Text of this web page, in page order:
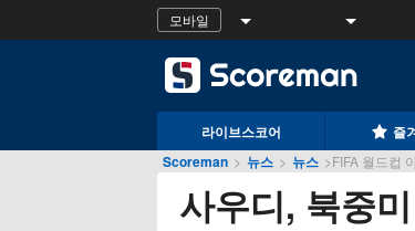
모바일
라이브스코어 즐
Scoreman > 뉴스 > 뉴스 >FIFA 월드컵
사우디, 북중